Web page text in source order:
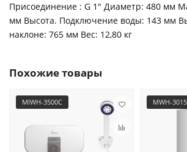
Присоединение : G 1" Диаметр: 480 мм
мм Высота. Подключение воды: 143 мм
наклоне: 765 мм Вес: 12,80 кг
Похожие товары
MIWH-3500C MWH-